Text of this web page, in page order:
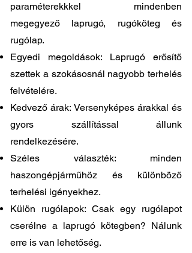
paraméterekkkel mindenben
megegyező laprugó, rugóköteg és
rugólap.
Egyedi megoldások: Laprugó erősítő
szettek a szokásosnál nagyobb terhelés
felvételére.
Kedvező árak: Versenyképes árakkal és
gyors szállítással állunk
rendelkezésére.
Széles választék: minden
haszongépjárműhöz és különböző
terhelési igényekhez.
Külön rugólapok: Csak egy rugólapot
cserélne a laprugó kötegben? Nálunk
erre is van lehetőség.